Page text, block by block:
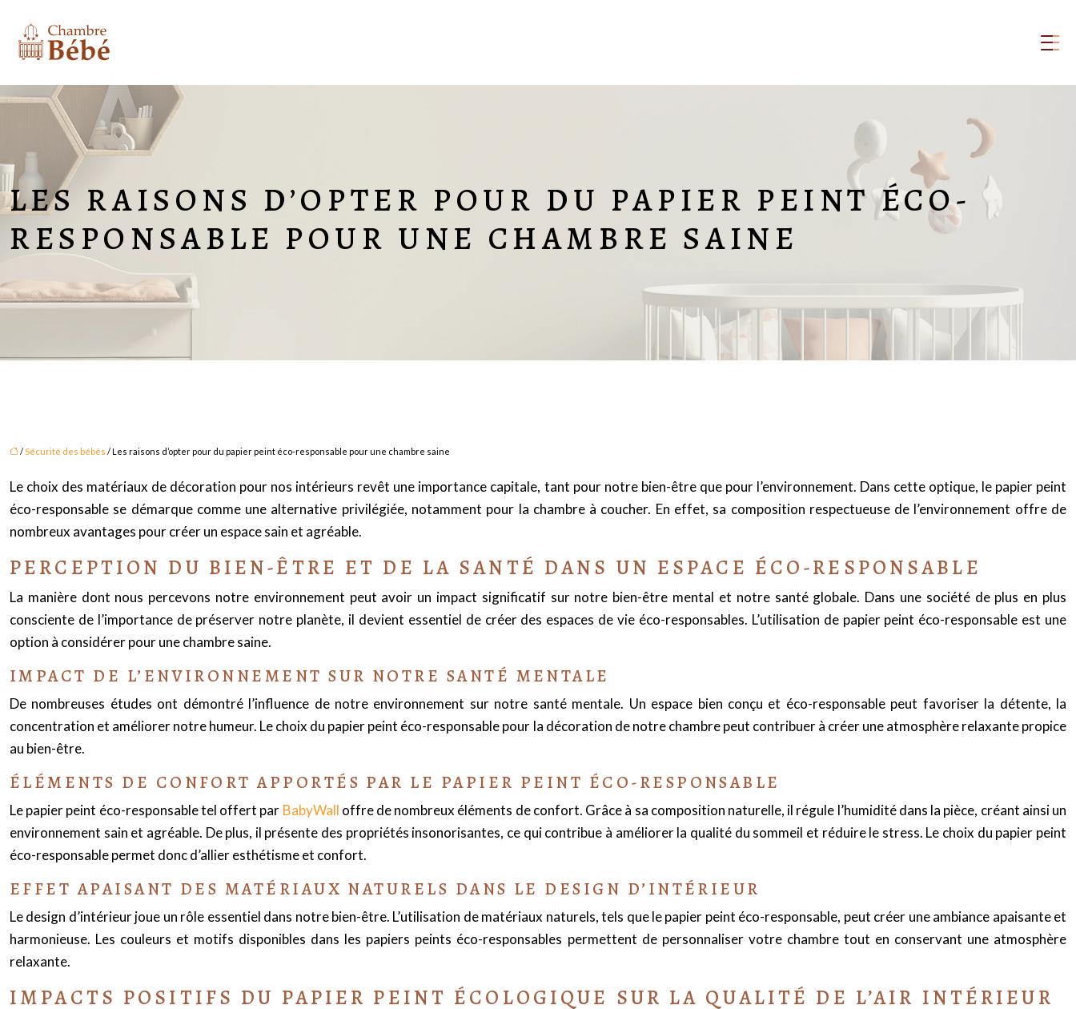
LES RAISONS D’OPTER POUR DU PAPIER PEINT ÉCO-
RESPONSABLE POUR UNE CHAMBRE SAINE
/Sécurité des bébés / Les raisons d’opter pour du papier peint éco-responsable pour une chambre saine
Le choix des matériaux de décoration pour nos intérieurs revêt une importance capitale, tant pour notre bien-être que pour l’environnement. Dans cette optique, le papier peint
éco-responsable se démarque comme une alternative privilégiée, notamment pour la chambre à coucher. En effet, sa composition respectueuse de l’environnement offre de
nombreux avantages pour créer un espace sain et agréable.
PERCEPTION DU BIEN-ÊTRE ET DE LA SANTÉ DANS UN ESPACE ÉCO-RESPONSABLE
La manière dont nous percevons notre environnement peut avoir un impact significatif sur notre bien-être mental et notre santé globale. Dans une société de plus en plus
consciente de l’importance de préserver notre planète, il devient essentiel de créer des espaces de vie éco-responsables. L’utilisation de papier peint éco-responsable est une
option à considérer pour une chambre saine.
IMPACT DE L’ENVIRONNEMENT SUR NOTRE SANTÉ MENTALE
De nombreuses études ont démontré l’influence de notre environnement sur notre santé mentale. Un espace bien conçu et éco-responsable peut favoriser la détente, la
concentration et améliorer notre humeur. Le choix du papier peint éco-responsable pour la décoration de notre chambre peut contribuer à créer une atmosphère relaxante propice
au bien-être.
ÉLÉMENTS DE CONFORT APPORTÉS PAR LE PAPIER PEINT ÉCO-RESPONSABLE
Le papier peint éco-responsable tel offert par BabyWall offre de nombreux éléments de confort. Grâce à sa composition naturelle, il régule l’humidité dans la pièce, créant ainsi un
environnement sain et agréable. De plus, il présente des propriétés insonorisantes, ce qui contribue à améliorer la qualité du sommeil et réduire le stress. Le choix du papier peint
éco-responsable permet donc d’allier esthétisme et confort.
EFFET APAISANT DES MATÉRIAUX NATURELS DANS LE DESIGN D’INTÉRIEUR
Le design d’intérieur joue un rôle essentiel dans notre bien-être. L’utilisation de matériaux naturels, tels que le papier peint éco-responsable, peut créer une ambiance apaisante et
harmonieuse. Les couleurs et motifs disponibles dans les papiers peints éco-responsables permettent de personnaliser votre chambre tout en conservant une atmosphère
relaxante.
IMPACTS POSITIFS DU PAPIER PEINT ÉCOLOGIQUE SUR LA QUALITÉ DE L’AIR INTÉRIEUR